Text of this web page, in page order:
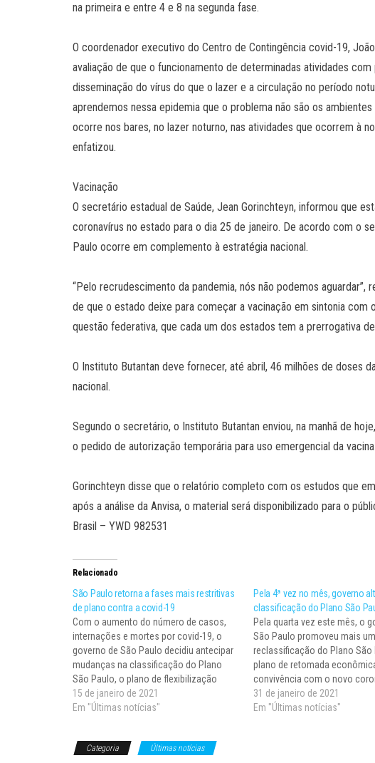
na primeira e entre 4 e 8 na segunda fase.
O coordenador executivo do Centro de Contingência covid-19,
avaliação de que o funcionamento de determinadas atividades
disseminação do vírus do que o lazer e a circulação no período
aprendemos nessa epidemia que o problema não são os
ocorre nos bares, no lazer noturno, nas atividades que ocorrem à
enfatizou.
Vacinação
O secretário estadual de Saúde, Jean Gorinchteyn, informou que
coronavírus no estado para o dia 25 de janeiro. De acordo com o
Paulo ocorre em complemento à estratégia nacional.
“Pelo recrudescimento da pandemia, nós não podemos aguardar”,
de que o estado deixe para começar a vacinação em sintonia com
questão federativa, que cada um dos estados tem a prerrogativa
O Instituto Butantan deve fornecer, até abril, 46 milhões de doses
nacional.
Segundo o secretário, o Instituto Butantan enviou, na manhã de
o pedido de autorização temporária para uso emergencial da
Gorinchteyn disse que o relatório completo com os estudos que
após a análise da Anvisa, o material será disponibilizado para o
Brasil – YWD 982531
Relacionado
São Paulo retorna a fases mais restritivas
de plano contra a covid-19
Com o aumento do número de casos,
internações e mortes por covid-19, o
governo de São Paulo decidiu antecipar
mudanças na classificação do Plano
São Paulo, o plano de flexibilização
econômica e de convivência com o
novo coronavírus (covid-19). As
15 de janeiro de 2021
Em "Últimas notícias"
Pela 4ª vez no mês, governo
classificação do Plano São
Pela quarta vez este mês, o
São Paulo promoveu mais
reclassificação do Plano São
plano de retomada
convivência com o novo
estado. Na nova
regiões de Sorocaba e de
31 de janeiro de 2021
Em "Últimas notícias"
Categoria Últimas notícias